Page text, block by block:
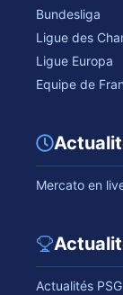
Bundesliga
Ligue des
Ligue Europa
Equipe de
Mercato en
Actualités PSG